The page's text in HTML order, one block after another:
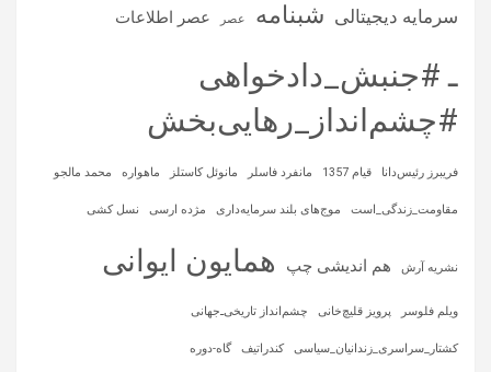
سرمایه‌ دیجیتالی شبنامه عصر عصر اطلاعات
ـ #جنبش_دادخواهی
#چشم‌انداز_رهایی‌بخش
فریبرز رئیس‌دانا قیام 1357 مانفرد فاسلر مانوئل کاستلز ماهواره‌ محمد مالجو
مقاومت_زندگی_است موج‌های بلند سرمایه‌داری مژده ارسی نسل کشی
نشریه آرش هم اندیشی چپ همایون ایوانی
ویلم فلوسر پرویز قلیچ‌خانی چشم‌انداز تاریخی‌ـ‌جهانی
کشتار_سراسری_زندانیان_سیاسی کندراتیف گاه-دوره